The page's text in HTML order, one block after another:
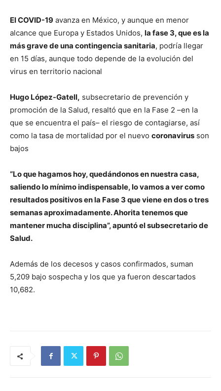
El COVID-19 avanza en México, y aunque en menor
alcance que Europa y Estados Unidos, la fase 3, que es la
más grave de una contingencia sanitaria, podría llegar
en 15 días, aunque todo depende de la evolución del
virus en territorio nacional
Hugo López-Gatell, subsecretario de prevención y
promoción de la Salud, resaltó que en la Fase 2 –en la
que se encuentra el país– el riesgo de contagiarse, así
como la tasa de mortalidad por el nuevo coronavirus son
bajos
“Lo que hagamos hoy, quedándonos en nuestra casa,
saliendo lo mínimo indispensable, lo vamos a ver como
resultados positivos en la Fase 3 que viene en dos o tres
semanas aproximadamente. Ahorita tenemos que
mantener mucha disciplina”, apuntó el subsecretario de
Salud.
Además de los decesos y casos confirmados, suman
5,209 bajo sospecha y los que ya fueron descartados
10,682.